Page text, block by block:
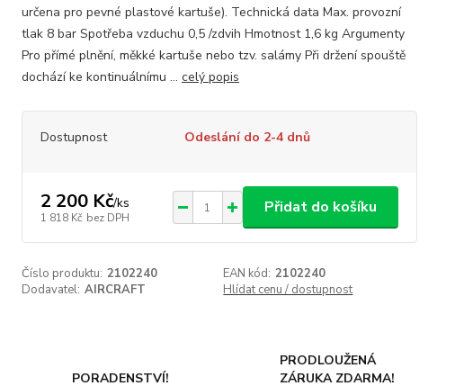
určena pro pevné plastové kartuše). Technická data Max. provozní
tlak 8 bar Spotřeba vzduchu 0,5 /zdvih Hmotnost 1,6 kg Argumenty
Pro přímé plnění, měkké kartuše nebo tzv. salámy Při držení spouště
dochází ke kontinuálnímu ... celý popis
Dostupnost Odeslání do 2-4 dnů
2 200 Kč/ks
1 818 Kč bez DPH
Přidat do košíku
Číslo produktu: 2102240 EAN kód: 2102240
Dodavatel: AIRCRAFT Hlídat cenu / dostupnost
PORADENSTVÍ!
PRODLOUŽENÁ
ZÁRUKA ZDARMA!